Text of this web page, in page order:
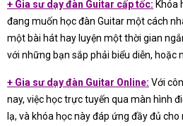
+ Gia sư dạy đàn Guitar cấp tốc: Khóa
đang muốn học đàn Guitar một cách
một bài hát hay luyện một thời gian
với những bạn sắp phải biểu diễn, hoặc
+ Gia sư dạy đàn Guitar Online: Với
nay, việc học trực tuyến qua màn hình
lạ, và khóa học này đáp ứng đầy đủ